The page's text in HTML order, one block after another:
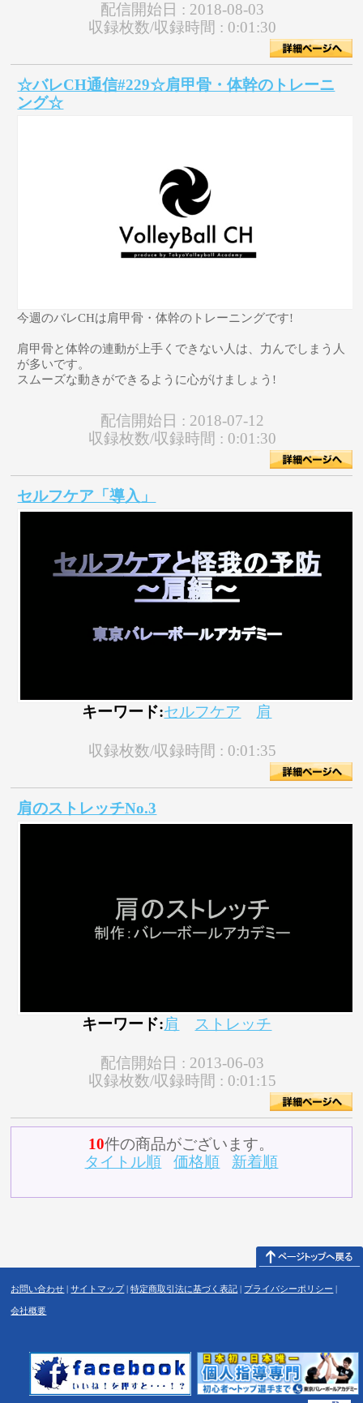
配信開始日 : 2018-08-03
収録枚数/収録時間 : 0:01:30
☆バレCH通信#229☆肩甲骨・体幹のトレーニ
ング☆
今週のバレCHは肩甲骨・体幹のトレーニングです!
肩甲骨と体幹の連動が上手くできない人は、力んでしまう人
が多いです。
スムーズな動きができるように心がけましょう!
配信開始日 : 2018-07-12
収録枚数/収録時間 : 0:01:30
セルフケア「導入」
キーワード:セルフケア 肩
収録枚数/収録時間 : 0:01:35
肩のストレッチNo.3
キーワード:肩 ストレッチ
配信開始日 : 2013-06-03
収録枚数/収録時間 : 0:01:15
10件の商品がございます。
タイトル順
価格順 新着順
お問い合わせ |サイトマップ|特定商取引法に基づく表記 | プライバシーポリシー |
会社概要